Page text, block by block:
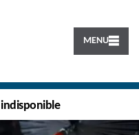
MENU
indisponible